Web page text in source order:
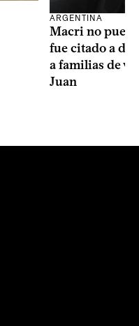
ARGENTINA
Macri no
fue citado a
a familias de
Juan